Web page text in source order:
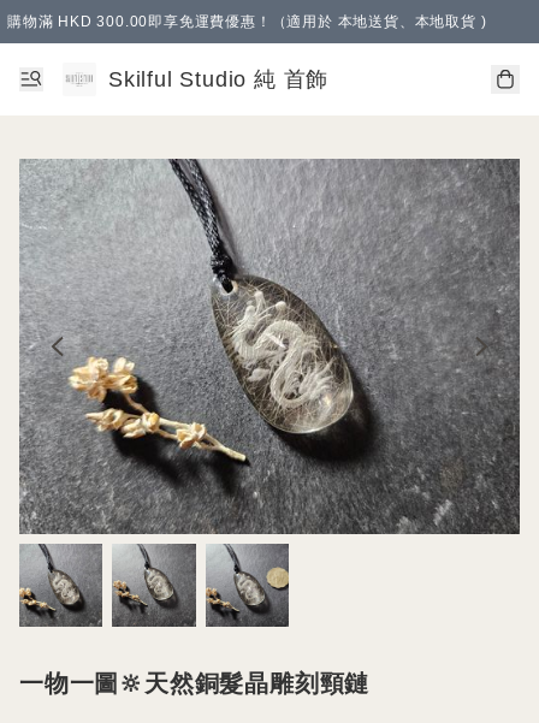
購物滿 HKD 300.00即享免運費優惠！（適用於 本地送貨、本地取貨 )
Skilful Studio 純 首飾
一物一圖🔆天然銅髮晶雕刻頸鏈